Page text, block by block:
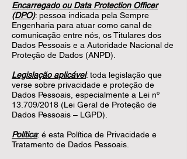
Encarregado ou Data Protection Officer
(DPO): pessoa indicada pela Sempre
Engenharia para atuar como canal de
comunicação entre nós, os Titulares dos
Dados Pessoais e a Autoridade Nacional de
Proteção de Dados (ANPD).
Legislação aplicável: toda legislação que
verse sobre privacidade e proteção de
Dados Pessoais, especialmente a Lei nº
13.709/2018 (Lei Geral de Proteção de
Dados Pessoais – LGPD).
Política: é esta Política de Privacidade e
Tratamento de Dados Pessoais.